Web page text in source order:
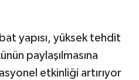
yapısı, yüksek tehdit
paylaşılmasına
etkinliği artırıyor